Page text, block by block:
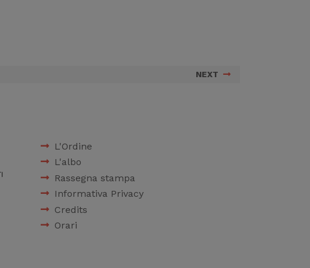
NEXT
L'Ordine
L'albo
Rassegna stampa
Informativa Privacy
Credits
Orari